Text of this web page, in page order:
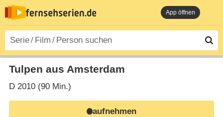
App öffnen
Tulpen aus Amsterdam
D2010 (90 Min.)
aufnehmen